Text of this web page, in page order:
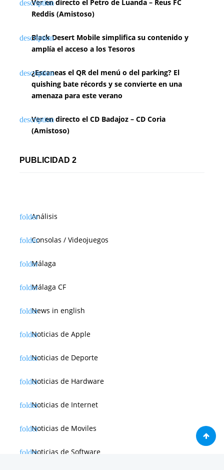
Ver en directo el Petro de Luanda – Reus FC
Reddis (Amistoso)
Black Desert Mobile simplifica su contenido y
amplía el acceso a los Tesoros
¿Escaneas el QR del menú o del parking? El
quishing bate récords y se convierte en una
amenaza para este verano
Ver en directo el CD Badajoz – CD Coria
(Amistoso)
PUBLICIDAD 2
Análisis
Consolas / Videojuegos
Málaga
Málaga CF
News in english
Noticias de Apple
Noticias de Deporte
Noticias de Hardware
Noticias de Internet
Noticias de Moviles
Noticias de Software